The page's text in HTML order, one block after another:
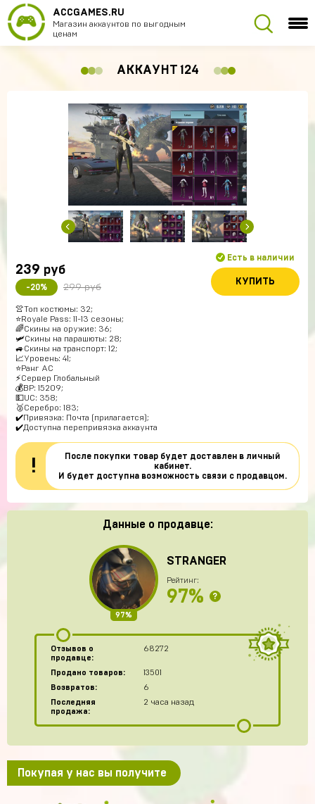
ACCGAMES.RU
Магазин аккаунтов по выгодным
ценам
АККАУНТ 124
239 руб
-20% 299 руб
Есть в наличии
КУПИТЬ
👚Топ костюмы: 32;
⭐️Royale Pass: 11-13 сезоны;
🌈Скины на оружие: 36;
🛩Скины на парашюты: 28;
🚙Скины на транспорт: 12;
📈Уровень: 41;
⭐️Ранг АС
⚡Сервер Глобальный
💰BP: 15209;
💵UC: 358;
🥈Серебро: 183;
✔️Привязка: Почта (прилагается);
✔️Доступна перепривязка аккаунта
!
После покупки товар будет доставлен в личный
кабинет.
И будет доступна возможность связи с продавцом.
Данные о продавце:
97%
STRANGER
Рейтинг:
97% ?
Отзывов о
продавце:
68272
Продано товаров:
13501
Возвратов:
6
Последняя
продажа:
2 часа назад
Покупая у нас вы получите